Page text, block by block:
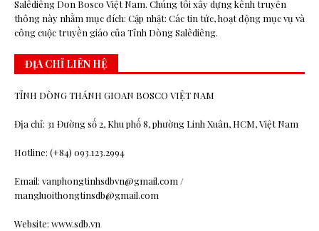
Salêdiêng Don Bosco Việt Nam. Chúng tôi xây dựng kênh truyền
thông này nhằm mục đích: Cập nhật: Các tin tức, hoạt động mục vụ và
công cuộc truyền giáo của Tỉnh Dòng Salêdiêng.
ĐỊA CHỈ LIÊN HỆ
TỈNH DÒNG THÁNH GIOAN BOSCO VIỆT NAM
Địa chỉ: 31 Đường số 2, Khu phố 8, phường Linh Xuân, HCM, Việt Nam
Hotline: (+84) 093.123.2994
Email: vanphongtinhsdbvn@gmail.com /
mangluoithongtinsdb@gmail.com
Website: www.sdb.vn